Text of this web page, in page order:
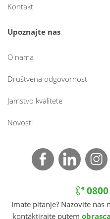
Kontakt
Upoznajte nas
O nama
Društvena odgovornost
Jamstvo kvalitete
Novosti
Imate pitanje? Nazovite
kontaktirajte putem obrasca